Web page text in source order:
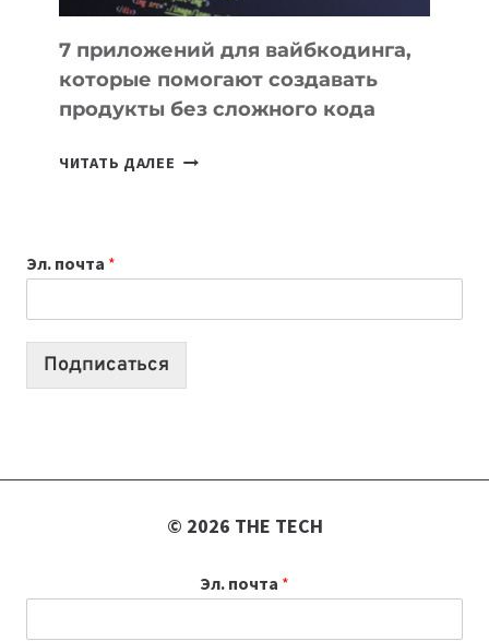
7 приложений для вайбкодинга,
которые помогают создавать
продукты без сложного кода
ЧИТАТЬ ДАЛЕЕ
СОЗДАВАТЬ
ПРОДУКТЫ
Эл. почта *
Подписаться
© 2026 THE TECH
Эл. почта *